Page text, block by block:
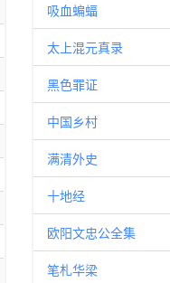
吸血蝙蝠
太上混元真录
黑色罪证
中国乡村
满清外史
十地经
欧阳文忠公全集
笔札华梁